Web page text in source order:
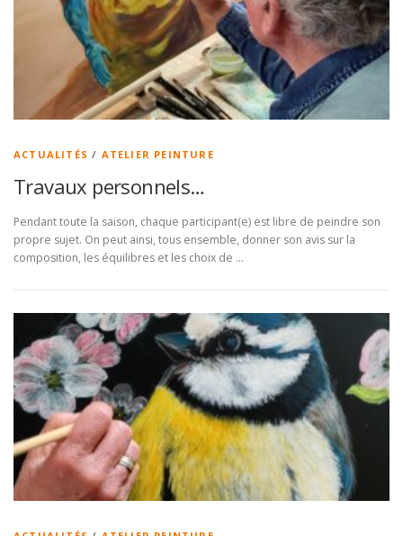
ACTUALITÉS / ATELIER PEINTURE
Travaux personnels…
Pendant toute la saison, chaque participant(e) est libre de peindre son
propre sujet. On peut ainsi, tous ensemble, donner son avis sur la
composition, les équilibres et les choix de …